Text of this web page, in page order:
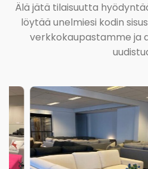
Älä jätä tilaisuutta
löytää unelmiesi kodin
verkkokaupastamme ja